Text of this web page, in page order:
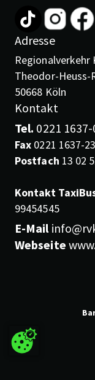
Adresse
Regionalverkehr
Theodor-Heuss-
50668 Köln
Kontakt
Tel. 0221 1637-
Fax 0221 1637-
Postfach 13 02
Kontakt
99454545
E-Mail
Webseite